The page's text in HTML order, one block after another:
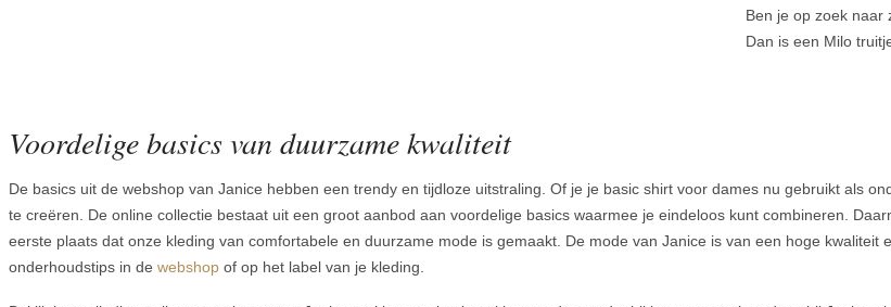
Ben je op zoek naar
Dan is een Milo
Voordelige basics van duurzame kwaliteit
De basics uit de webshop van Janice hebben een trendy en tijdloze uitstraling. Of je je basic shirt voor dames nu gebruikt als
te creëren. De online collectie bestaat uit een groot aanbod aan voordelige basics waarmee je eindeloos kunt combineren.
eerste plaats dat onze kleding van comfortabele en duurzame mode is gemaakt. De mode van Janice is van een hoge
onderhoudstips in de webshop of op het label van je kleding.